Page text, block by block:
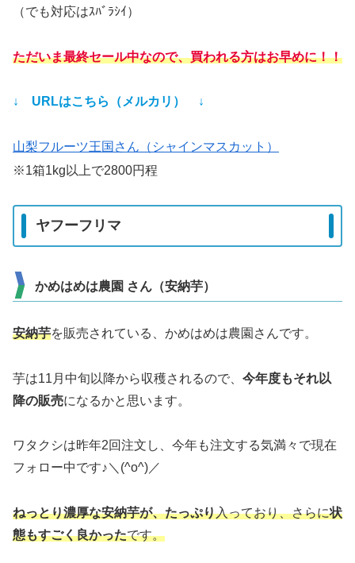
（でも対応はｽﾊﾞﾗｼｲ）
ただいま最終セール中なので、買われる方はお早めに！！
↓ URLはこちら（メルカリ） ↓
山梨フルーツ王国さん（シャインマスカット）
※1箱1kg以上で2800円程
ヤフーフリマ
かめはめは農園 さん（安納芋）
安納芋を販売されている、かめはめは農園さんです。
芋は11月中旬以降から収穫されるので、 今年度もそれ以
降の販売になるかと思います。
ワタクシは昨年2回注文し、今年も注文する気満々で現在
フォロー中です♪＼(^o^)／
ねっとり濃厚な安納芋が、たっぷり入っており、さらに状
態もすごく良かったです。